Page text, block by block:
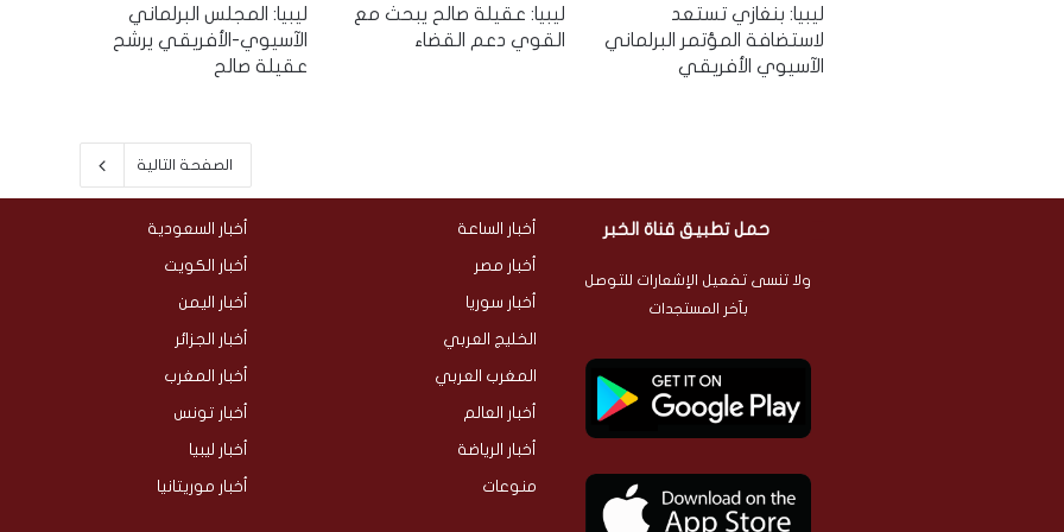
ليبيا: بنغازي تستعد
لاستضافة المؤتمر البرلماني
الآسيوي الأفريقي
ليبيا: عقيلة صالح يبحث مع
القوي دعم القضاء
ليبيا: المجلس البرلماني
الآسيوي-الأفريقي يرشح
عقيلة صالح
الصفحة التالية
حمل تطبيق قناة الخبر
ولا تنسى تفعيل الإشعارات للتوصل
بآخر المستجدات
أخبار الساعة
أخبار مصر
أخبار سوريا
الخليج العربي
المغرب العربي
أخبار العالم
أخبار الرياضة
منوعات
أخبار السعودية
أخبار الكويت
أخبار اليمن
أخبار الجزائر
أخبار المغرب
أخبار تونس
أخبار ليبيا
أخبار موريتانيا